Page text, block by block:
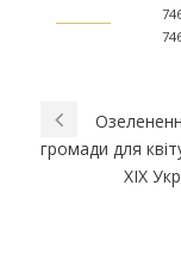
громади для
XIX